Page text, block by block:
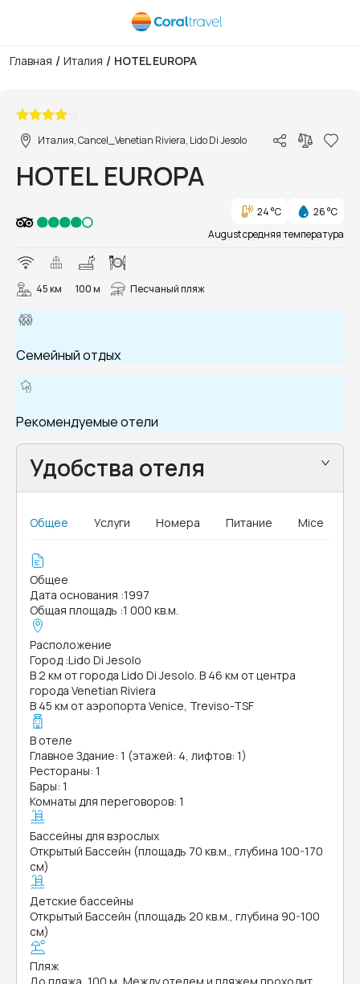
Главная / Италия / HOTEL EUROPA
Италия, Cancel_Venetian Riviera, Lido Di Jesolo
HOTEL EUROPA
24 °C
26 °C
August средняя температура
45 км 100 м Песчаный пляж
Семейный отдых
Рекомендуемые отели
Удобства отеля
Общее Услуги Номера Питание Mice
Общее
Дата основания :1997
Общая площадь :1 000 кв.м.
Расположение
Город :Lido Di Jesolo
В 2 км от города Lido Di Jesolo. В 46 км от центра
города Venetian Riviera
В 45 км от аэропорта Venice, Treviso-TSF
В отеле
Главное Здание: 1 (этажей: 4, лифтов: 1)
Рестораны: 1
Бары: 1
Комнаты для переговоров: 1
Бассейны для взрослых
Открытый Бассейн (площадь 70 кв.м., глубина 100-170
см)
Детские бассейны
Открытый Бассейн (площадь 20 кв.м., глубина 90-100
см)
Пляж